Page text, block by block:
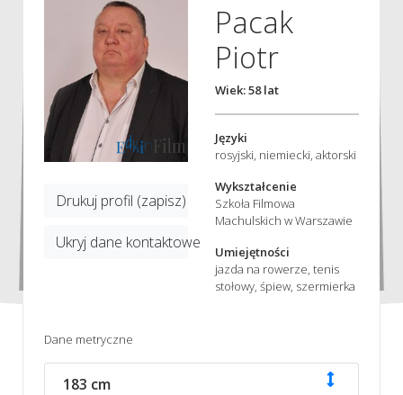
Drukuj profil (zapisz)
Ukryj dane kontaktowe
Pacak
Piotr
Wiek: 58 lat
Języki
rosyjski, niemiecki, aktorski
Wykształcenie
Szkoła Filmowa
Machulskich w Warszawie
Umiejętności
jazda na rowerze, tenis
stołowy, śpiew, szermierka
Dane metryczne
183 cm